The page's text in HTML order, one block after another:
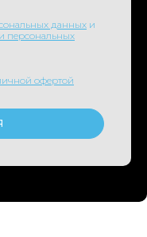
данных и
персональных
офертой